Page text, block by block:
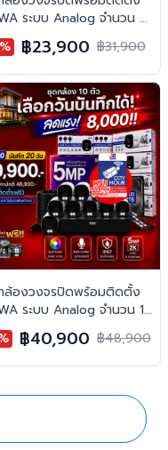
ระบบ Analog จำนวน 6
วามคมชัด 5MP บันทึกภาพ
ชั่วโมง พร้อมบันทึกเสียง
฿23,900 ฿31,900
ล้องวงจรปิดพร้อมติดตั้ง
ระบบ Analog จำนวน 10
วามคมชัด 5MP บันทึกภาพ
ชั่วโมง พร้อมบันทึกเสียง
฿40,900 ฿48,900